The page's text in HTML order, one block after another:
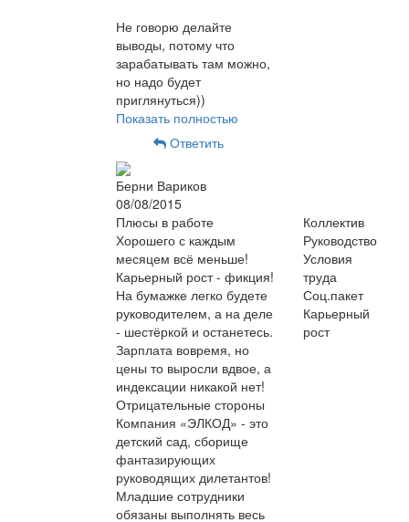
Не говорю делайте
выводы, потому что
зарабатывать там можно,
но надо будет
приглянуться))
Показать полностью
Ответить
Берни Вариков
08/08/2015
Плюсы в работе
Хорошего с каждым
месяцем всё меньше!
Карьерный рост - фикция!
На бумажке легко будете
руководителем, а на деле
- шестёркой и останетесь.
Зарплата вовремя, но
цены то выросли вдвое, а
индексации никакой нет!
Отрицательные стороны
Компания «ЭЛКОД» - это
детский сад, сборище
фантазирующих
руководящих дилетантов!
Младшие сотрудники
обязаны выполнять весь
Коллектив
Руководство
Условия
труда
Соц.пакет
Карьерный
рост